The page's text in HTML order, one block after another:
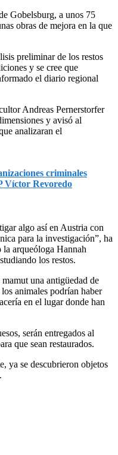
Gobelsburg, a unos 75
obras de mejora en la que
preliminar de los restos
y se cree que
el diario regional
Andreas Pernerstorfer
y avisó al
analizaran el
criminales
Víctor Revoredo
algo así en Austria con
para la investigación”, ha
arqueóloga Hannah
los restos.
una antigüedad de
animales podrían haber
en el lugar donde han
serán entregados al
que sean restaurados.
ya se descubrieron objetos